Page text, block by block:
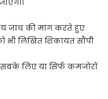
जांच की मांग करते हुए
भी लिखित शिकायत सौंपी
लिए या सिर्फ कमजोरों